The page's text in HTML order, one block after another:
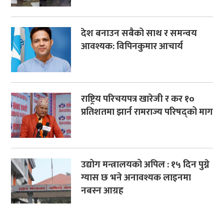
देश बनाउन सबैको साथ र समन्वय
आवश्यक: विपिनकुमार आचार्य
राष्ट्रिय परिचयपत्र खारेजी र कर १०
प्रतिशतमा झार्न रामराज्य परिषद्को माग
उद्योग मन्त्रालयको अपिल : १५ दिन पुग्ने
ग्यास छ भने अनावश्यक लाइनमा
नबस्न आग्रह